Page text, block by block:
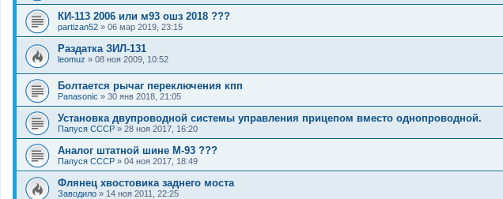
КИ-113 2006 или м93 ошз 2018 ???
partizan52 » 06 мар 2019, 23:15
Раздатка ЗИЛ-131
leomuz » 08 ноя 2009, 10:52
Болтается рычаг переключения кпп
Panasonic » 30 янв 2018, 21:05
Установка двупроводной системы управления прицепом вместо однопроводной.
Папуся СССР » 28 ноя 2017, 16:20
Аналог штатной шине М-93 ???
Папуся СССР » 04 ноя 2017, 18:49
Флянец хвостовика заднего моста
Заводило » 14 ноя 2011, 22:25